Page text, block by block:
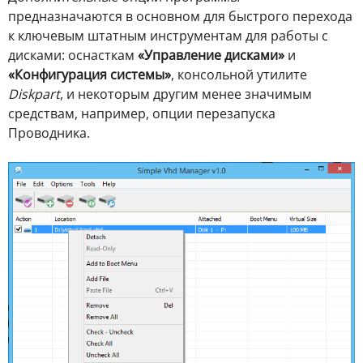
предназначаются в основном для быстрого перехода
к ключевым штатным инструментам для работы с
дисками: оснасткам «Управление дисками» и
«Конфигурация системы», консольной утилите
Diskpart, и некоторым другим менее значимым
средствам, например, опции перезапуска
Проводника.